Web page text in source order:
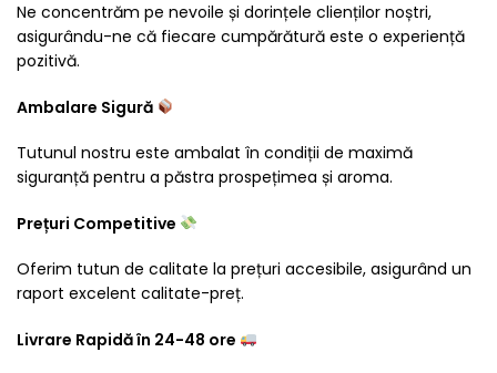
Ne concentrăm pe nevoile și dorințele clienților noștri,
asigurându-ne că fiecare cumpărătură este o experiență
pozitivă.
Ambalare Sigură
Tutunul nostru este ambalat în condiții de maximă
siguranță pentru a păstra prospețimea și aroma.
Prețuri Competitive
Oferim tutun de calitate la prețuri accesibile, asigurând un
raport excelent calitate-preț.
Livrare Rapidă în 24-48 ore